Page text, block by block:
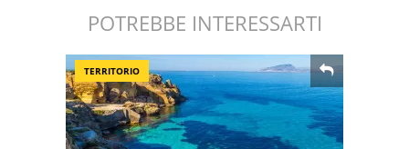
POTREBBE INTERESSARTI
TERRITORIO